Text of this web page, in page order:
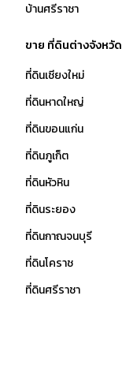
บ้านศรีราชา
ขาย ที่ดินต่างจังหวัด
ที่ดินเชียงใหม่
ที่ดินหาดใหญ่
ที่ดินขอนแก่น
ที่ดินภูเก็ต
ที่ดินหัวหิน
ที่ดินระยอง
ที่ดินกาณจนบุรี
ที่ดินโคราช
ที่ดินศรีราชา